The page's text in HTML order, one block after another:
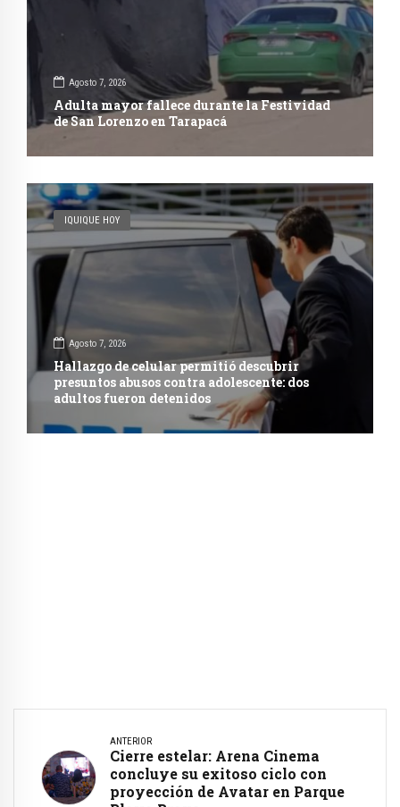
Agosto 7, 2026
Adulta mayor fallece durante la Festividad
de San Lorenzo en Tarapacá
IQUIQUE HOY
Agosto 7, 2026
Hallazgo de celular permitió descubrir
presuntos abusos contra adolescente: dos
adultos fueron detenidos
ANTERIOR
Cierre estelar: Arena Cinema
concluye su exitoso ciclo con
proyección de Avatar en Parque